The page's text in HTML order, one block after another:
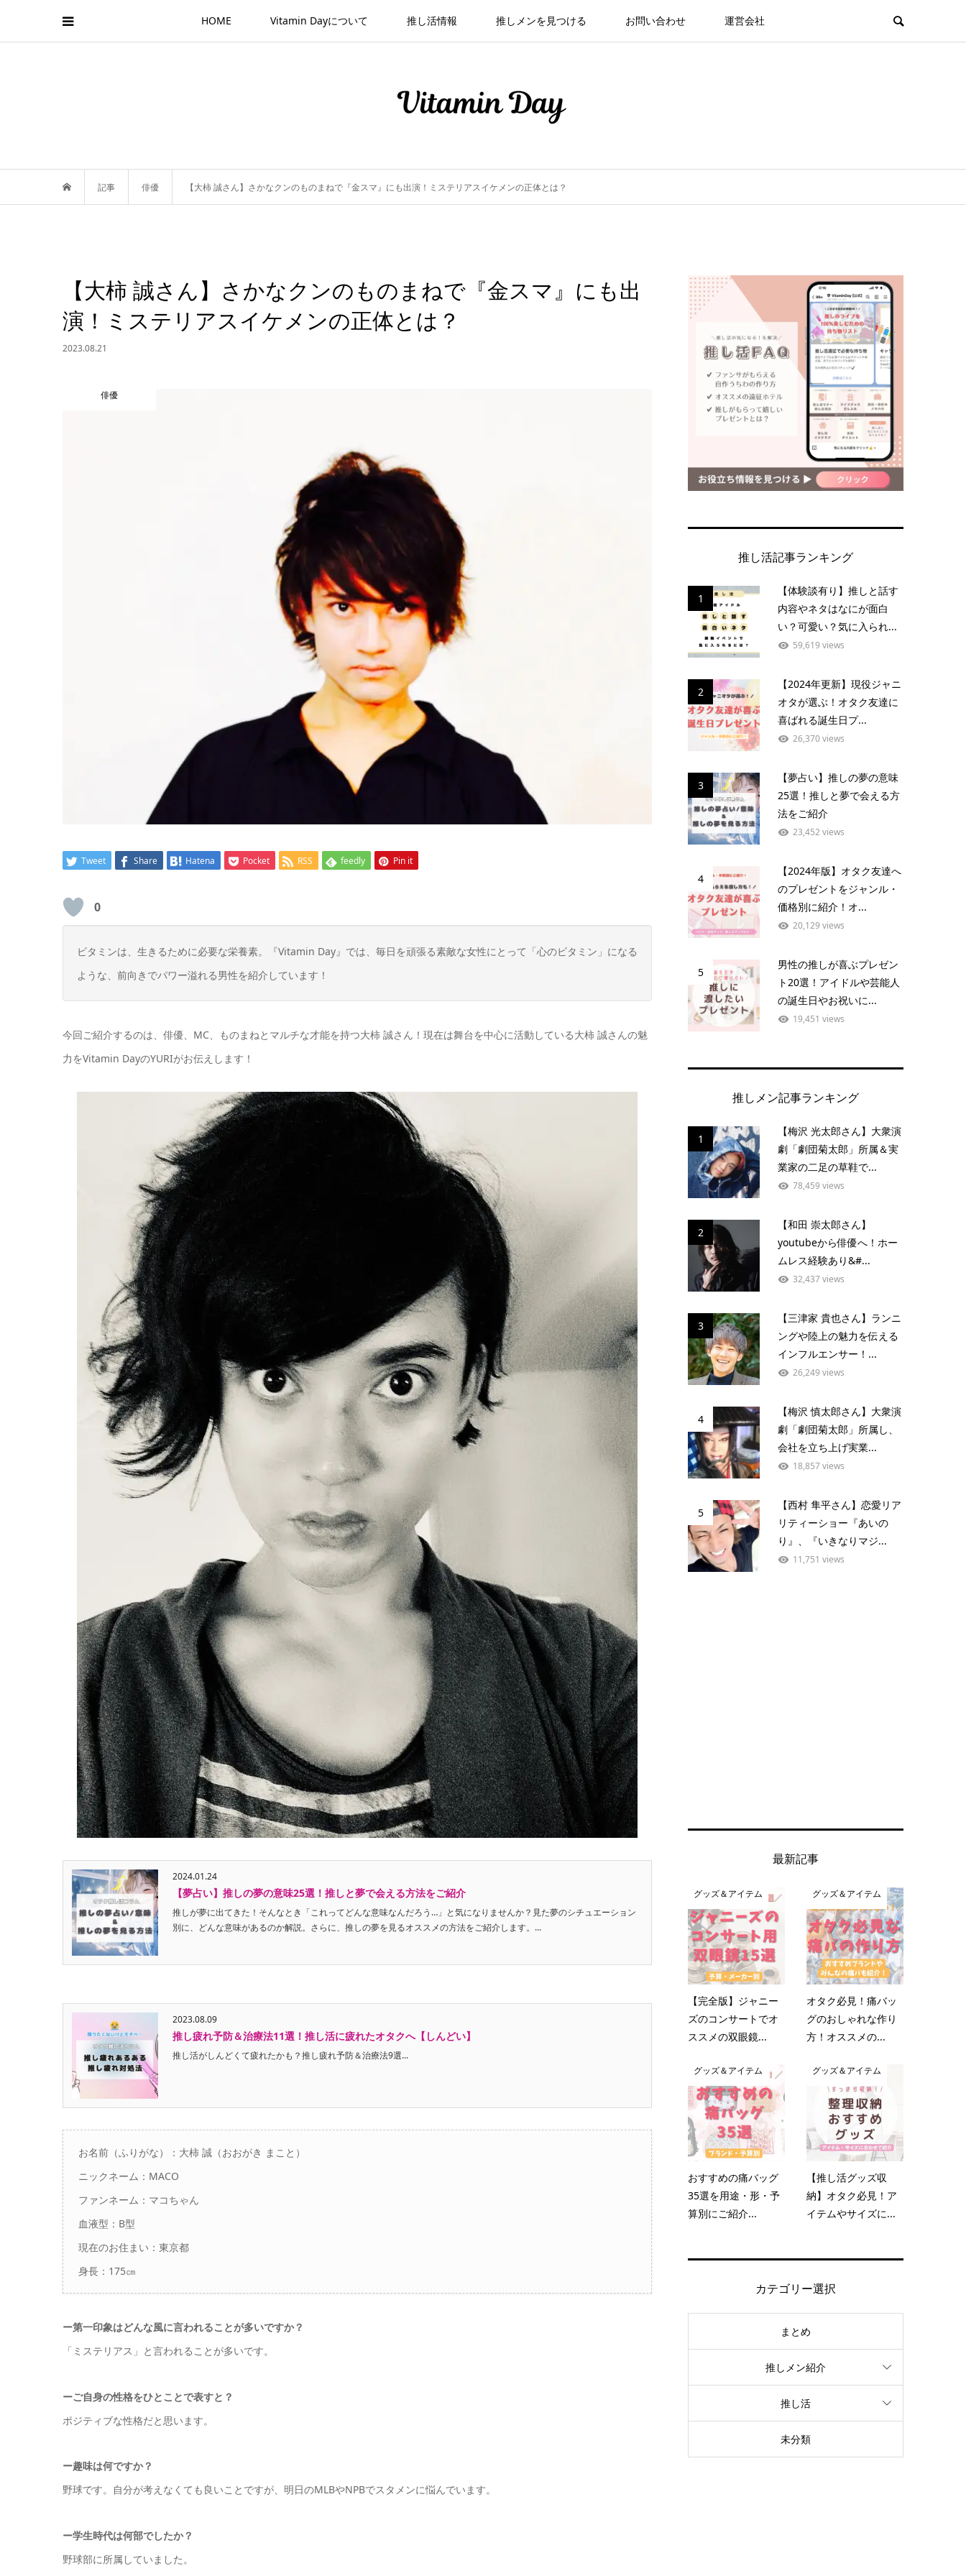
HOME Vitamin Dayについて 推し活情報 推しメンを見つける お問い合わせ 運営会社
記事 俳優 【大柿 誠さん】さかなクンのものまねで『金スマ』にも出演！ミステリアスイケメンの正体とは？
【大柿 誠さん】さかなクンのものまねで『金スマ』にも出
演！ミステリアスイケメンの正体とは？
2023.08.21
俳優
Tweet Share Hatena Pocket RSS feedly Pin it
0
ビタミンは、生きるために必要な栄養素。『Vitamin Day』では、毎日を頑張る素敵な女性にとって「心のビタミン」になる
ような、前向きでパワー溢れる男性を紹介しています！
今回ご紹介するのは、俳優、MC、ものまねとマルチな才能を持つ大柿 誠さん！現在は舞台を中心に活動している大柿 誠さんの魅
力をVitamin DayのYURIがお伝えします！
2024.01.24
【夢占い】推しの夢の意味25選！推しと夢で会える方法をご紹介
推しが夢に出てきた！そんなとき「これってどんな意味なんだろう…」と気になりませんか？見た夢のシチュエーション
別に、どんな意味があるのか解説。さらに、推しの夢を見るオススメの方法をご紹介します。...
2023.08.09
推し疲れ予防＆治療法11選！推し活に疲れたオタクへ【しんどい】
推し活がしんどくて疲れたかも？推し疲れ予防＆治療法9選...
お名前（ふりがな）：大柿 誠（おおがき まこと）
ニックネーム：MACO
ファンネーム：マコちゃん
血液型：B型
現在のお住まい：東京都
身長：175㎝
ー第一印象はどんな風に言われることが多いですか？
「ミステリアス」と言われることが多いです。
ーご自身の性格をひとことで表すと？
ポジティブな性格だと思います。
ー趣味は何ですか？
野球です。自分が考えなくても良いことですが、明日のMLBやNPBでスタメンに悩んでいます。
ー学生時代は何部でしたか？
野球部に所属していました。
推し活記事ランキング
1
【体験談有り】推しと話す
内容やネタはなにが面白
い？可愛い？気に入られ...
59,619 views
2
【2024年更新】現役ジャニ
オタが選ぶ！オタク友達に
喜ばれる誕生日プ...
26,370 views
3
【夢占い】推しの夢の意味
25選！推しと夢で会える方
法をご紹介
23,452 views
4
【2024年版】オタク友達へ
のプレゼントをジャンル・
価格別に紹介！オ...
20,129 views
5
男性の推しが喜ぶプレゼン
ト20選！アイドルや芸能人
の誕生日やお祝いに...
19,451 views
推しメン記事ランキング
1
【梅沢 光太郎さん】大衆演
劇「劇団菊太郎」所属＆実
業家の二足の草鞋で...
78,459 views
2
【和田 崇太郎さん】
youtubeから俳優へ！ホー
ムレス経験あり&#...
32,437 views
3
【三津家 貴也さん】ランニ
ングや陸上の魅力を伝える
インフルエンサー！...
26,249 views
4
【梅沢 慎太郎さん】大衆演
劇「劇団菊太郎」所属し、
会社を立ち上げ実業...
18,857 views
5
【西村 隼平さん】恋愛リア
リティーショー『あいの
り』、『いきなりマジ...
11,751 views
最新記事
グッズ＆アイテム
【完全版】ジャニー
ズのコンサートでオ
ススメの双眼鏡...
グッズ＆アイテム
オタク必見！痛バッ
グのおしゃれな作り
方！オススメの...
グッズ＆アイテム
おすすめの痛バッグ
35選を用途・形・予
算別にご紹介...
グッズ＆アイテム
【推し活グッズ収
納】オタク必見！ア
イテムやサイズに...
カテゴリー選択
まとめ
推しメン紹介
推し活
未分類